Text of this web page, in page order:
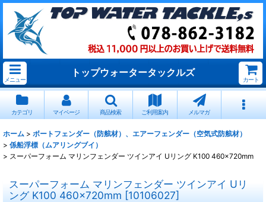
メニュー
トップウォータータックルズ
カート
カテゴリ マイページ 商品検索 ご利用案内 メルマガ
ホーム > ボートフェンダー（防舷材）、エアーフェンダー（空気式防舷材）
> 係船浮標（ムアリングブイ）
> スーパーフォーム マリンフェンダー ツインアイ Uリング K100 460×720mm
スーパーフォーム マリンフェンダー ツインアイ Uリ
ング K100 460×720mm [10106027]